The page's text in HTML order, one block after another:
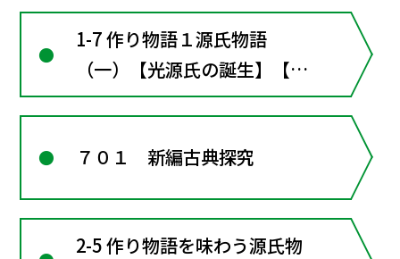
1-7 作り物語１源氏物語
（一）【光源氏の誕生】【若
紫】
７０１ 新編古典探究
2-5 作り物語を味わう源氏物